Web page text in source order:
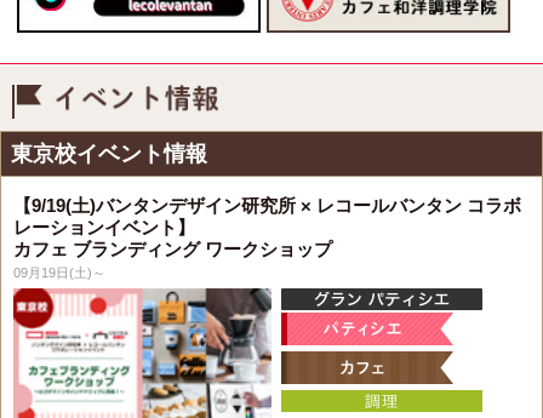
東京校イベント情報
【9/19(土)バンタンデザイン研究所 × レコールバンタン コラボ
レーションイベント】
カフェ ブランディング ワークショップ
09月19日(土)～